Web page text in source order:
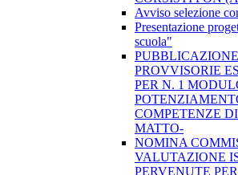
Avviso selezione
​Presentazione
scuola"
PROVVISORIE
PER N. 1
COMPETENZE
MATTO-
NOMINA
VALUTAZIONE
PERVENUTE